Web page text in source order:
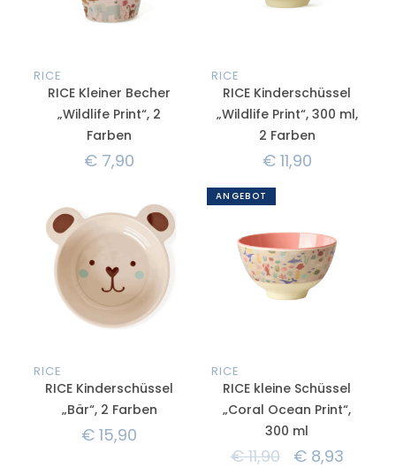
RICE
RICE Kleiner Becher
„Wildlife Print“, 2
Farben
€ 7,90
RICE
RICE Kinderschüssel
„Wildlife Print“, 300 ml,
2 Farben
€11,90
RICE
RICE Kinderschüssel
„Bär“, 2 Farben
€ 15,90
ANGEBOT
RICE
RICE kleine Schüssel
„Coral Ocean Print“,
300 ml
€11,90 €8,93